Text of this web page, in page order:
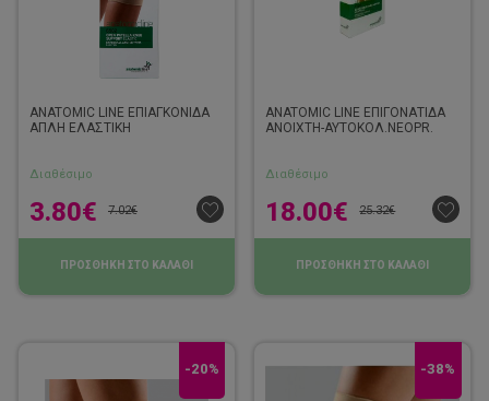
ANATOMIC LINE ΕΠΙΑΓΚΟΝΙΔΑ
ΑΠΛΗ ΕΛΑΣΤΙΚΗ
Διαθέσιμο
7.02€
3.80€
ΠΡΟΣΘΗΚΗ ΣΤΟ ΚΑΛΑΘΙ
ANATOMIC LINE ΕΠΙΓΟΝΑΤΙΔΑ
ΑΝΟΙΧΤΗ-ΑΥΤΟΚΟΛ.NEOPR.
Διαθέσιμο
25.32€
18.00€
ΠΡΟΣΘΗΚΗ ΣΤΟ ΚΑΛΑΘΙ
-20% -38%